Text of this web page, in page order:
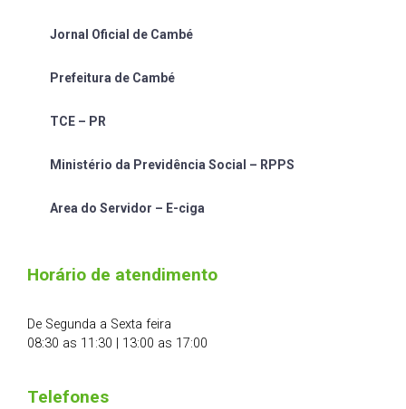
Jornal Oficial de Cambé
Prefeitura de Cambé
TCE – PR
Ministério da Previdência Social – RPPS
Area do Servidor – E-ciga
Horário de atendimento
De Segunda a Sexta feira
08:30 as 11:30 | 13:00 as 17:00
Telefones